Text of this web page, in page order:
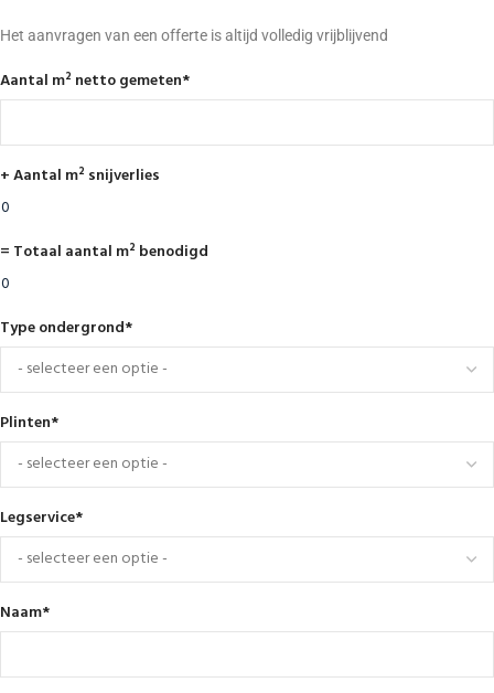
Het aanvragen van een offerte is altijd volledig vrijblijvend
Aantal m² netto gemeten*
+ Aantal m² snijverlies
= Totaal aantal m² benodigd
Type ondergrond*
Plinten*
Legservice*
Naam*